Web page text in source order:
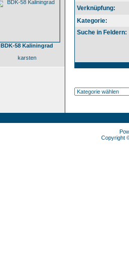
BDK-58 Kaliningrad
karsten
Verknüpfung:
Kategorie:
Suche in Feldern:
Copyright